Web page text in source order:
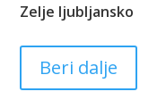
Zelje ljubljansko
Beri dalje